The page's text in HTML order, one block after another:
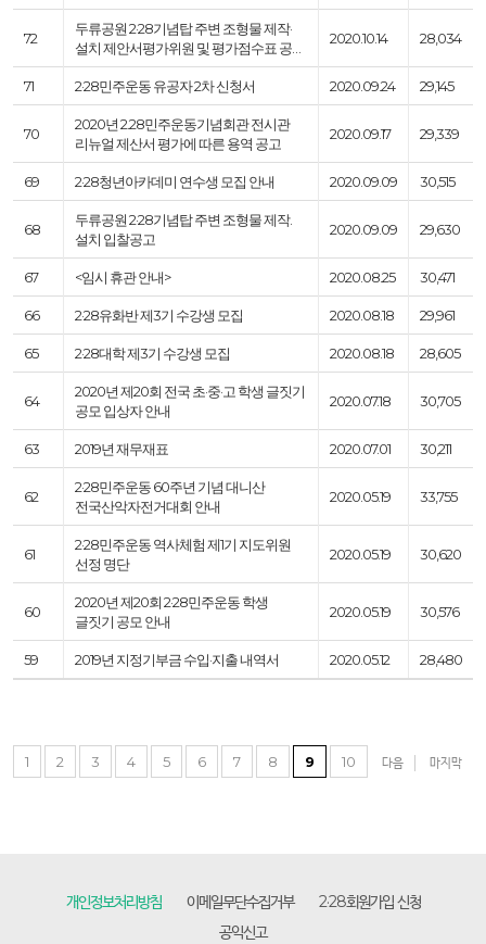
72
두류공원 2·28기념탑 주변 조형물 제작·
설치 제안서평가위원 및 평가점수표 공…
2020.10.14 28,034
71 2·28민주운동 유공자 2차 신청서 2020.09.24 29,145
70
2020년 2.28민주운동기념회관 전시관
리뉴얼 제산서 평가에 따른 용역 공고
2020.09.17 29,339
69 2·28청년아카데미 연수생 모집 안내 2020.09.09 30,515
68
두류공원 2·28기념탑 주변 조형물 제작.
설치 입찰공고
2020.09.09 29,630
67 <임시 휴관 안내> 2020.08.25 30,471
66 2·28유화반 제3기 수강생 모집 2020.08.18 29,961
65 2·28대학 제3기 수강생 모집 2020.08.18 28,605
64
2020년 제20회 전국 초·중·고 학생 글짓기
공모 입상자 안내
2020.07.18 30,705
63 2019년 재무재표 2020.07.01 30,211
62
2·28민주운동 60주년 기념 대니산
전국산악자전거대회 안내
2020.05.19 33,755
61
2·28민주운동 역사체험 제1기 지도위원
선정 명단
2020.05.19 30,620
60
2020년 제20회 2·28민주운동 학생
글짓기 공모 안내
2020.05.19 30,576
59 2019년 지정기부금 수입·지출 내역서 2020.05.12 28,480
1 2 3 4 5 6 7 8 9 10 다음 마지막
개인정보처리방침 이메일무단수집거부
2·28회원가입 신청
공익신고